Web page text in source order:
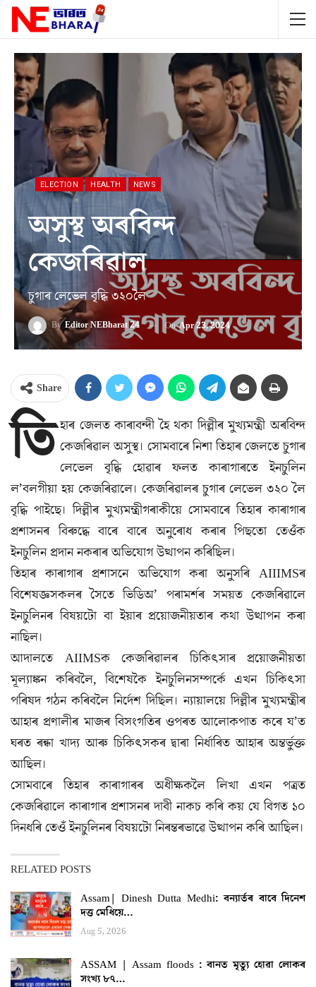
ELECTION HEALTH NEWS
অসুস্থ অৰবিন্দ
কেজৰিৱাল
চুগাৰ লেভেল বৃদ্ধি ৩২০লৈ
ByEditor NEBharat 24 OnApr 23, 2024
Share
তি হাৰ জেলত কাৰাবন্দী হৈ থকা দিল্লীৰ মুখ্যমন্ত্ৰী অৰবিন্দ
কেজৰিৱাল অসুস্থ। সোমবাৰে নিশা তিহাৰ জেলতে চুগাৰ
লেভেল বৃদ্ধি হোৱাৰ ফলত কাৰাগাৰতে ইনচুলিন
ল’বলগীয়া হয় কেজৰিৱালে। কেজৰিৱালৰ চুগাৰ লেভেল ৩২০ লৈ
বৃদ্ধি পাইছে। দিল্লীৰ মুখ্যমন্ত্ৰীগৰাকীয়ে সোমবাৰে তিহাৰ কাৰাগাৰ
প্ৰশাসনৰ বিৰুদ্ধে বাৰে বাৰে অনুৰোধ কৰাৰ পিছতো তেওঁক
ইনচুলিন প্ৰদান নকৰাৰ অভিযোগ উত্থাপন কৰিছিল।
তিহাৰ কাৰাগাৰ প্ৰশাসনে অভিযোগ কৰা অনুসৰি AIIIMSৰ
বিশেষজ্ঞসকলৰ সৈতে ভিডিঅ’ পৰামৰ্শৰ সময়ত কেজৰিৱালে
ইনচুলিনৰ বিষয়টো বা ইয়াৰ প্ৰয়োজনীয়তাৰ কথা উত্থাপন কৰা
নাছিল।
আদালতে AIIMSক কেজৰিৱালৰ চিকিৎসাৰ প্ৰয়োজনীয়তা
মূল্যাঙ্কন কৰিবলৈ, বিশেষকৈ ইনচুলিনসম্পৰ্কে এখন চিকিৎসা
পৰিষদ গঠন কৰিবলৈ নিৰ্দেশ দিছিল। ন্যায়ালয়ে দিল্লীৰ মুখ্যমন্ত্ৰীৰ
আহাৰ প্ৰণালীৰ মাজৰ বিসংগতিৰ ওপৰত আলোকপাত কৰে য’ত
ঘৰত ৰন্ধা খাদ্য আৰু চিকিৎসকৰ দ্বাৰা নিৰ্ধাৰিত আহাৰ অন্তৰ্ভুক্ত
আছিল।
সোমবাৰে তিহাৰ কাৰাগাৰৰ অধীক্ষকলৈ লিখা এখন পত্ৰত
কেজৰিৱালে কাৰাগাৰ প্ৰশাসনৰ দাবী নাকচ কৰি কয় যে বিগত ১০
দিনধৰি তেওঁ ইনচুলিনৰ বিষয়টো নিৰন্তৰভাৱে উত্থাপন কৰি আছিল।
RELATED POSTS
Assam| Dinesh Dutta Medhi: বন্যাৰ্তৰ বাবে দিনেশ
দত্ত মেধিয়ে…
Aug 5, 2026
ASSAM | Assam floods : বানত মৃত্যু হোৱা লোকৰ
সংখ্য ৮৭…